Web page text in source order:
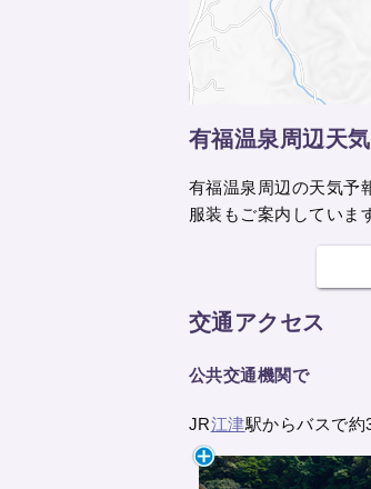
有福温泉周辺天
有福温泉周辺の天気予
服装もご案内していま
交通アクセス
公共交通機関で
JR江津駅からバスで約